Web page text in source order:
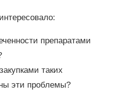
препаратами
таких
эти проблемы?